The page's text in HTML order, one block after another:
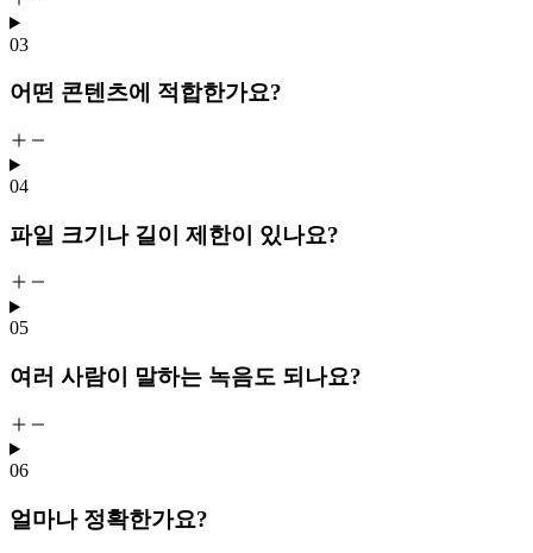
03
어떤 콘텐츠에 적합한가요?
04
파일 크기나 길이 제한이 있나요?
05
여러 사람이 말하는 녹음도 되나요?
06
얼마나 정확한가요?